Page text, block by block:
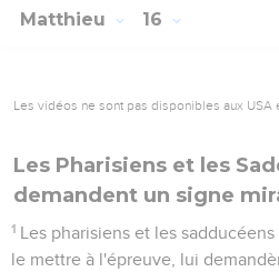
Matthieu 16
Les vidéos ne sont pas disponibles aux USA
Les Pharisiens et les
demandent un signe
1 Les pharisiens et les
le mettre à l'épreuve, lui